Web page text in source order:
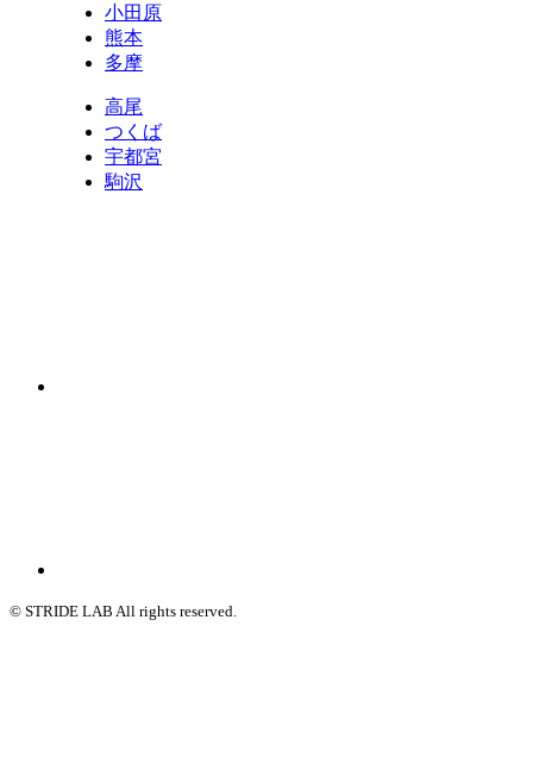
小田原
熊本
多摩
高尾
つくば
宇都宮
駒沢
© STRIDE LAB All rights reserved.